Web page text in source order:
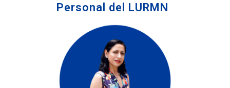
Personal del LURMN